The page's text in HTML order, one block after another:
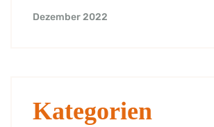
Dezember 2022
Kategorien